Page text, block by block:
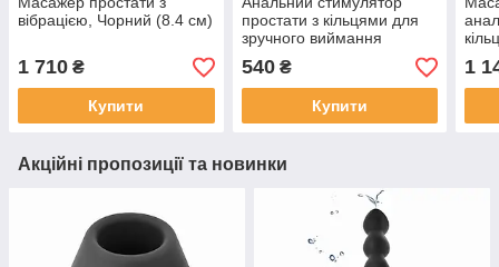
вібрацією, Чорний (8.4 см)
1 710 ₴
Купити
простати з кільцями для
зручного виймання
чорний
540₴
Купити
см)
1
Акційні пропозиції та новинки